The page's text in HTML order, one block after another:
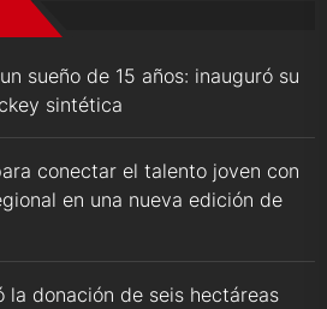
sueño de 15 años: inauguró su
sintética
conectar el talento joven con
en una nueva edición de
la donación de seis hectáreas